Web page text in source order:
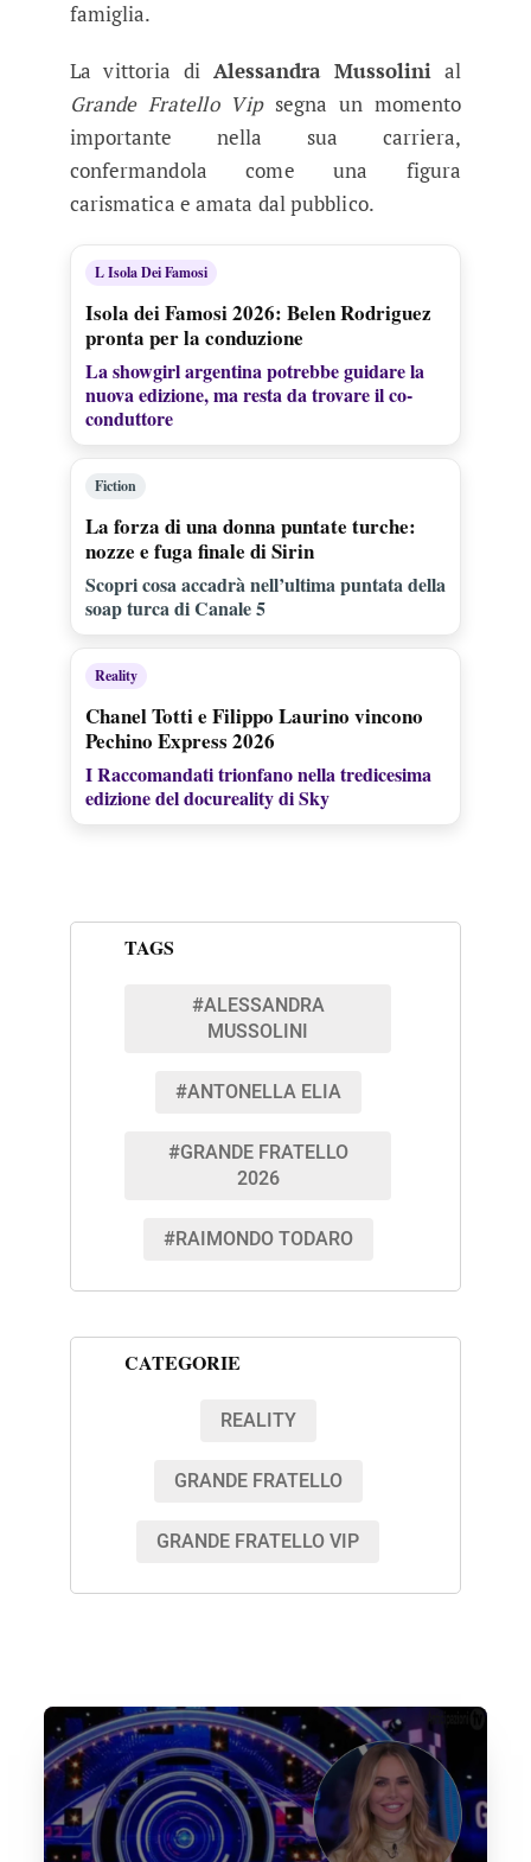
famiglia.
La vittoria di Alessandra Mussolini al
Grande Fratello Vipsegna un momento
importante nella sua carriera,
confermandola come una figura
carismatica e amata dal pubblico.
L Isola Dei Famosi
Isola dei Famosi 2026: Belen Rodriguez
pronta per la conduzione
La showgirl argentina potrebbe guidare la
nuova edizione, ma resta da trovare il co-
conduttore
Fiction
La forza di una donna puntate turche:
nozze e fuga finale di Sirin
Scopri cosa accadrà nell’ultima puntata della
soap turca di Canale 5
Reality
Chanel Totti e Filippo Laurino vincono
Pechino Express 2026
I Raccomandati trionfano nella tredicesima
edizione del docureality di Sky
TAGS
#ALESSANDRA
MUSSOLINI
#ANTONELLA ELIA
#GRANDE FRATELLO
2026
#RAIMONDO TODARO
CATEGORIE
REALITY
GRANDE FRATELLO
GRANDE FRATELLO VIP